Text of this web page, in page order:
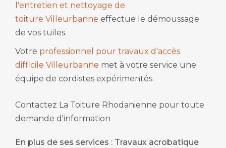
l'entretien et nettoyage de
toiture Villeurbanne effectue le démoussage
de vos tuiles.
Votre professionnel pour travaux d'accès
difficile Villeurbanne met à votre service une
équipe de cordistes expérimentés.
Contactez La Toiture Rhodanienne pour toute
demande d'information
En plus de ses services : Travaux acrobatique